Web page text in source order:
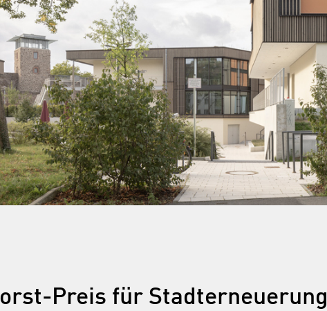
Preis für Stadterneuerung